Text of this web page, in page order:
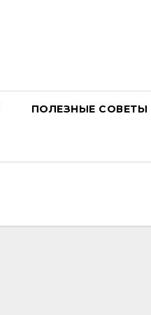
ПОЛЕЗНЫЕ СОВЕТЫ